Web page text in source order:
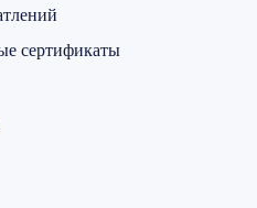
сертификаты